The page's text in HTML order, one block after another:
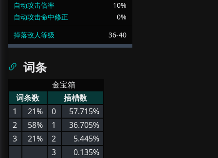
自动攻击倍率
10%
自动攻击命中修正
0%
掉落敌人等级
36-40
词条
金宝箱
词条数
插槽数
1
21% 0
57.715%
2
58% 1
36.705%
3
21% 2
5.445%
3
0.135%